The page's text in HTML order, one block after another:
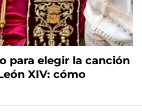
para elegir la canción
XIV: cómo